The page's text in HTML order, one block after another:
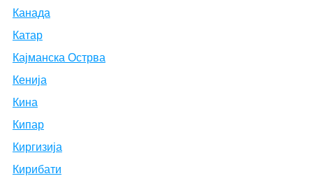
Канада
Катар
Кајманска Острва
Кенија
Кина
Кипар
Киргизија
Кирибати